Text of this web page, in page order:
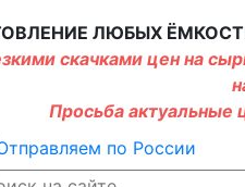
ЛЮБЫХ
скачками цен на
Просьба актуальные